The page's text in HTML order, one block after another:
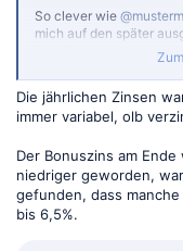
So clever wie
mich auf den später
Nun ist es bestimmt zu
habe ich wie gesagt die
Die jährlichen Zinsen
immer variabel, olb
Der Bonuszins am
niedriger geworden,
gefunden, dass
bis 6,5%.